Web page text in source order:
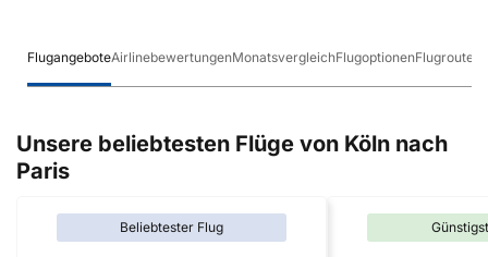
FlugangeboteAirlinebewertungenMonatsvergleichFlugoptionenFlugrouten
Unsere beliebtesten Flüge von Köln nach
Paris
Beliebtester Flug